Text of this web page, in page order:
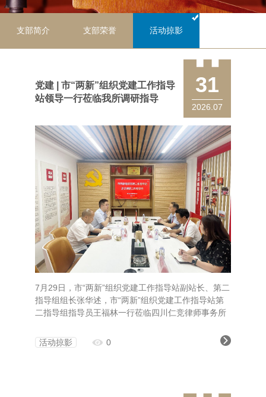
支部简介 支部荣誉 活动掠影
31
2026.07
党建 | 市“两新”组织党建工作指导
站领导一行莅临我所调研指导
7月29日，市“两新”组织党建工作指导站副站长、第二
指导组组长张华述，市“两新”组织党建工作指导站第
二指导组指导员王福林一行莅临四川仁竞律师事务所
明全律师陪同调研并参加座谈。
活动掠影 0